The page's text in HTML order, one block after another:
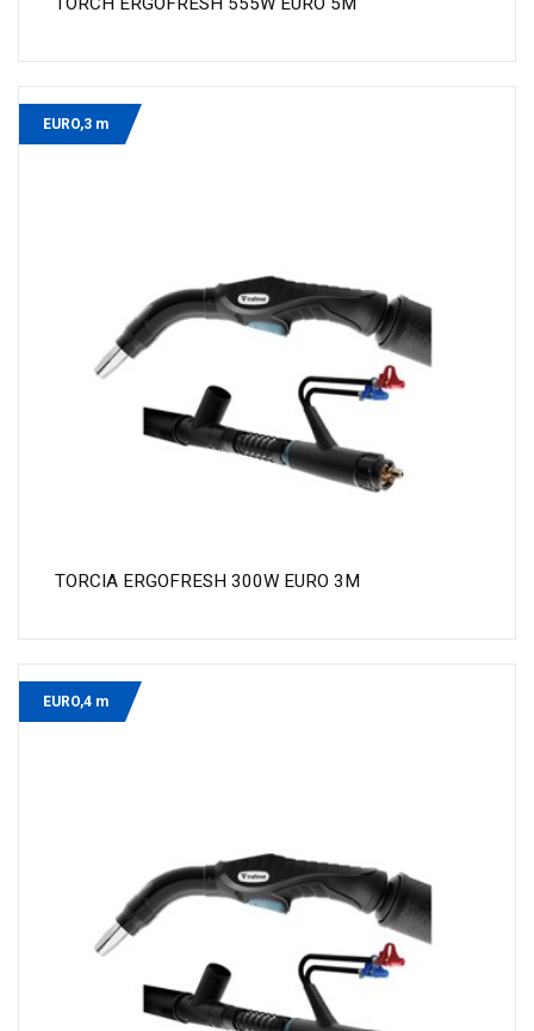
EURO,3 m
TORCIA ERGOFRESH 300W EURO 3M
EURO,4 m